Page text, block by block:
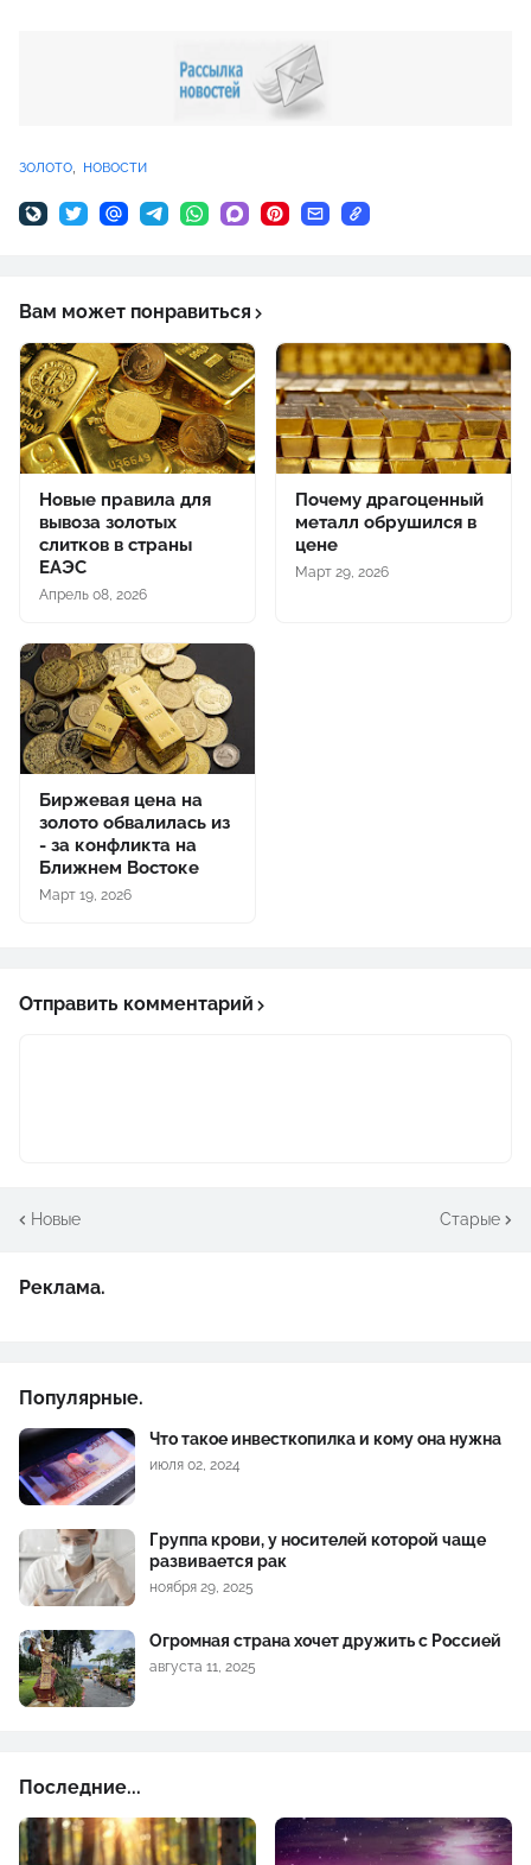
золото новости
Вам может понравиться
Новые правила для
вывоза золотых
слитков в страны
ЕАЭС
Апрель 08, 2026
Почему драгоценный
металл обрушился в
цене
Март 29, 2026
Биржевая цена на
золото обвалилась из
- за конфликта на
Ближнем Востоке
Март 19, 2026
Отправить комментарий
Новые Старые
Реклама.
Популярные.
Что такое инвесткопилка и кому она нужна
июля 02, 2024
Группа крови, у носителей которой чаще
развивается рак
ноября 29, 2025
Огромная страна хочет дружить с Россией
августа 11, 2025
Последние...